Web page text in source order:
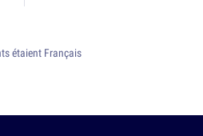
étaient Français